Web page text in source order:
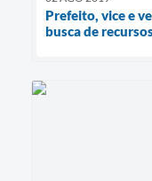
Prefeito, vice e
busca de